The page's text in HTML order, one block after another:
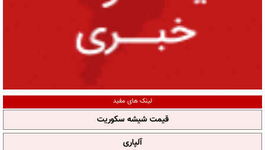
لینک های مفید
قیمت شیشه سکوریت
آلپاری